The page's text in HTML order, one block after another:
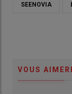
SEENOVIA
VOUS